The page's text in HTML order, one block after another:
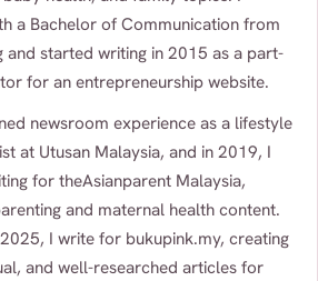
a Bachelor of Communication from
and started writing in 2015 as a part-
for an entrepreneurship website.
newsroom experience as a lifestyle
at Utusan Malaysia, and in 2019, I
for theAsianparent Malaysia,
and maternal health content.
I write for bukupink.my, creating
and well-researched articles for